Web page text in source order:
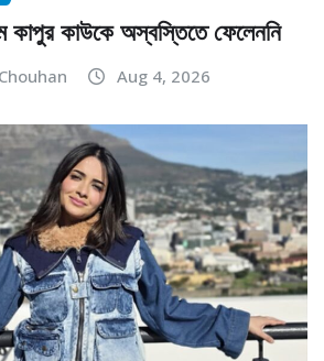
কাপুর কাউকে অস্বস্তিতে ফেলেননি
Aug 4, 2026